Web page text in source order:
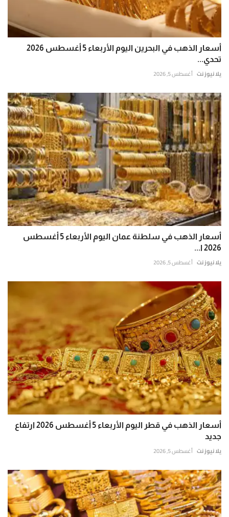
أسعار الذهب في البحرين اليوم الأربعاء 5 أغسطس 2026
تحدي...
يلا نيوز نت أغسطس 5, 2026
أسعار الذهب في سلطنة عمان اليوم الأربعاء 5 أغسطس
2026 ا...
يلا نيوز نت أغسطس 5, 2026
أسعار الذهب في قطر اليوم الأربعاء 5 أغسطس 2026 ارتفاع
جديد
يلا نيوز نت أغسطس 5, 2026